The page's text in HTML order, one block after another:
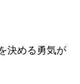
決める勇気が